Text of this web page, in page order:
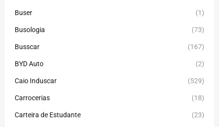
Buser (1)
Busologia (73)
Busscar (167)
BYD Auto (2)
Caio Induscar (529)
Carrocerias (18)
Carteira de Estudante (23)